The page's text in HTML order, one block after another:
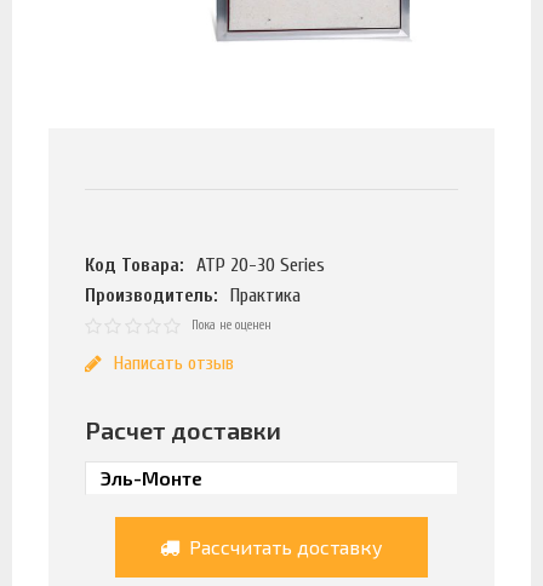
Код Товара:
АТР 20-30 Series
Производитель:
Практика
Пока не оценен
Написать отзыв
Расчет доставки
Рассчитать доставку